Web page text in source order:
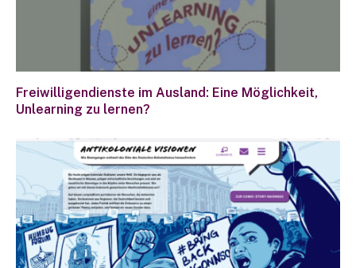
Freiwilligendienste im Ausland: Eine Möglichkeit,
Unlearning zu lernen?